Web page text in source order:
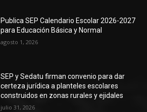
Publica SEP Calendario Escolar 2026-2027
para Educación Básica y Normal
agosto 1, 2026
SEP y Sedatu firman convenio para dar
certeza jurídica a planteles escolares
construidos en zonas rurales y ejidales
julio 31, 2026